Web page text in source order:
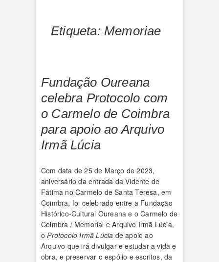
Etiqueta: Memoriae
Fundação Oureana
celebra Protocolo com
o Carmelo de Coimbra
para apoio ao Arquivo
Irmã Lúcia
Com data de 25 de Março de 2023,
aniversário da entrada da Vidente de
Fátima no Carmelo de Santa Teresa, em
Coimbra, foi celebrado entre a Fundação
Histórico-Cultural Oureana e o Carmelo de
Coimbra / Memorial e Arquivo Irmã Lúcia,
oProtocolo Irmã Lúcia de apoio ao
Arquivo que irá divulgar e estudar a vida e
obra, e preservar o espólio e escritos, da